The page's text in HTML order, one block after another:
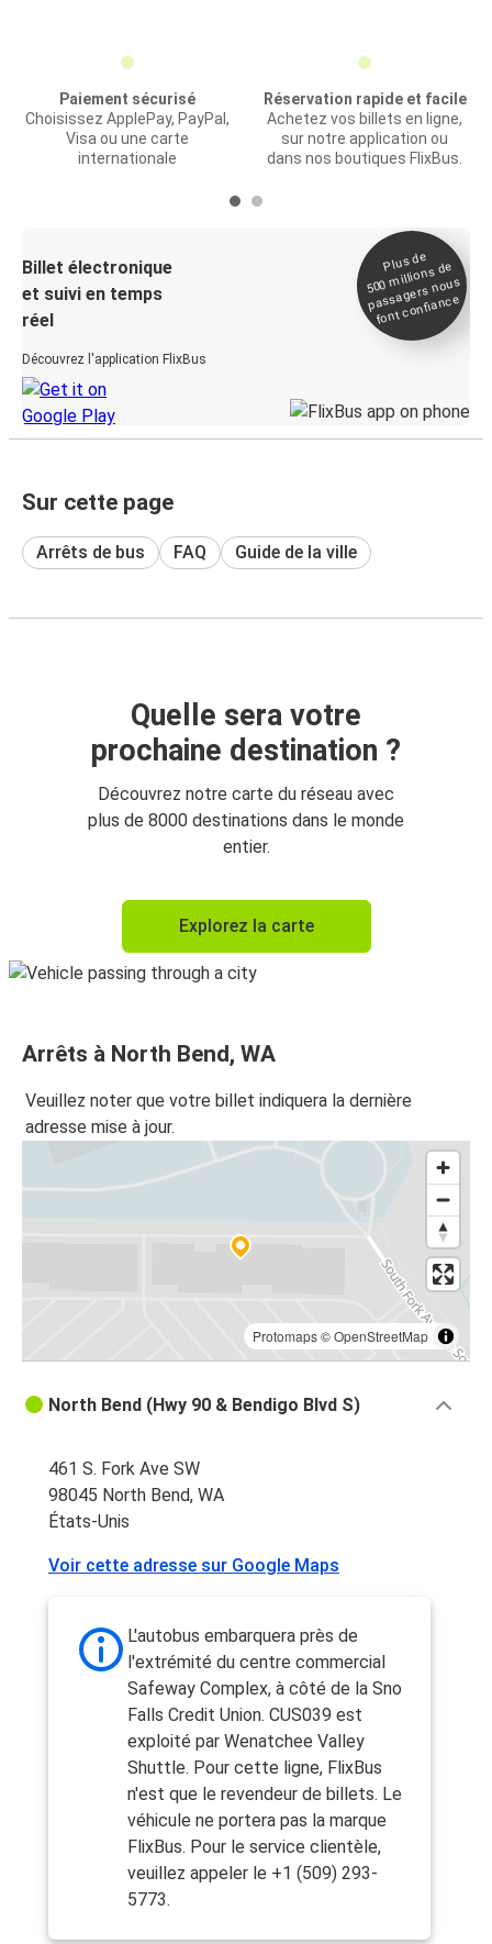
Paiement sécurisé
Choisissez ApplePay, PayPal,
Visa ou une carte
internationale
Réservation rapide et facile
Achetez vos billets en ligne,
sur notre application ou
dans nos boutiques FlixBus.
Billet électronique
et suivi en temps
réel
Découvrez l'application FlixBus
Plus de
500
millions de
passagers nous
font confiance
Sur cette page
Arrêts de bus FAQ Guide de la ville
Quelle sera votre
prochaine destination ?
Découvrez notre carte du réseau avec
plus de 8000 destinations dans le monde
entier.
Explorez la carte
Arrêts à North Bend, WA
Veuillez noter que votre billet indiquera la dernière
adresse mise à jour.
Protomaps©OpenStreetMap
North Bend (Hwy 90 & Bendigo Blvd S)
461 S. Fork Ave SW
98045 North Bend, WA
États-Unis
Voir cette adresse sur Google Maps
L'autobus embarquera près de
l'extrémité du centre commercial
Safeway Complex, à côté de la Sno
Falls Credit Union. CUS039 est
exploité par Wenatchee Valley
Shuttle. Pour cette ligne, FlixBus
n'est que le revendeur de billets. Le
véhicule ne portera pas la marque
FlixBus. Pour le service clientèle,
veuillez appeler le +1 (509) 293-
5773.